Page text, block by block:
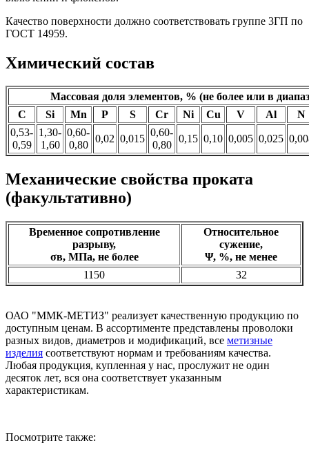
Качество поверхности должно соответствовать группе 3ГП по
ГОСТ 14959.
Химический состав
Массовая доля элементов, % (не более или в
C
Si Mn P S Cr Ni Cu V Al
N
0,53-
0,59
1,30-
1,60
0,60-
0,80
0,02 0,015
0,60-
0,80
0,15 0,10 0,005 0,025
Механические свойства проката
(факультативно)
Временное сопротивление
разрыву,
σв, МПа, не более
Относительное
сужение,
Ψ, %, не менее
1150
32
ОАО "ММК-МЕТИЗ" реализует качественную продукцию по
доступным ценам. В ассортименте представлены проволоки
разных видов, диаметров и модификаций, все метизные
изделия соответствуют нормам и требованиям качества.
Любая продукция, купленная у нас, прослужит не один
десяток лет, вся она соответствует указанным
характеристикам.
Посмотрите также: